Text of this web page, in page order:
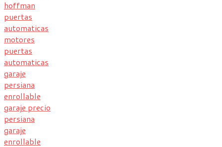
hoffman
puertas
automaticas
motores
puertas
automaticas
garaje
persiana
enrollable
garaje precio
persiana
garaje
enrollable